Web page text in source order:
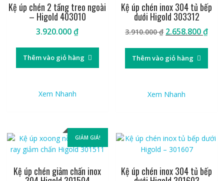
Kệ úp chén 2 tầng treo ngoài
– Higold 403010
3.920.000₫
Thêm vào giỏ hàng
Xem Nhanh
Kệ úp chén inox 304 tủ bếp
dưới Higold 303312
3.910.000₫ Giá
là:
3.910.000 ₫.
2.658.800₫Giá
Thêm vào giỏ hàng
Xem Nhanh
GIẢM GIÁ!
Kệ úp chén giảm chấn inox Kệ úp chén inox 304 tủ bếp